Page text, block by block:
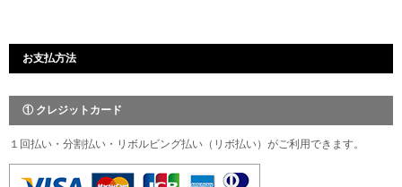
お支払方法
① クレジットカード
１回払い・分割払い・リボルビング払い（リボ払い）がご利用できます。